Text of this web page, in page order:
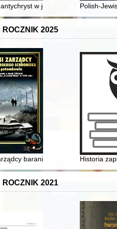
z Polski w II połowie lat
Podhalaw jednej osobie :Polish-
ROCZNIK 2025
Praw Obywatelskich
baraniogórskiego schroniska
Historia
ROCZNIK 2021